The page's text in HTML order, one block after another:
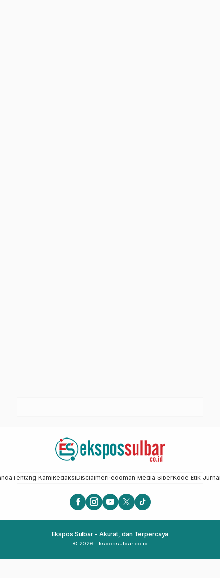
Tentang KamiRedaksiDisclaimerPedoman Media SiberKode Etik
Ekspos Sulbar - Akurat, dan Terpercaya
© 2026 Ekspossulbar.co.id